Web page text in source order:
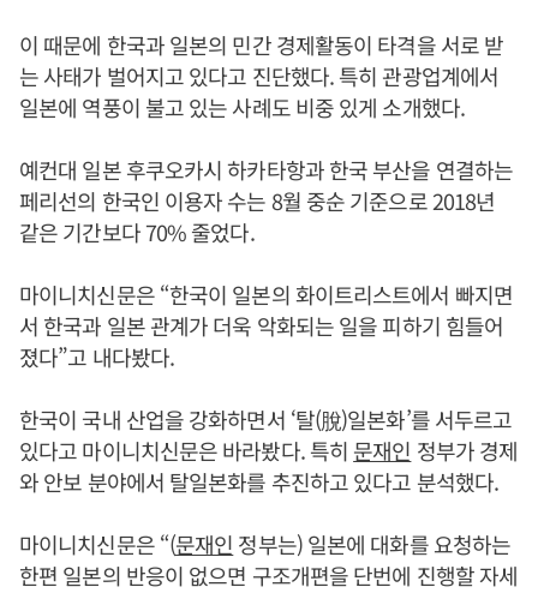
이 때문에 한국과 일본의 민간 경제활동이 타격을 서로 받
는 사태가 벌어지고 있다고 진단했다. 특히 관광업계에서
일본에 역풍이 불고 있는 사례도 비중 있게 소개했다.
예컨대 일본 후쿠오카시 하카타항과 한국 부산을 연결하는
페리선의 한국인 이용자 수는 8월 중순 기준으로 2018년
같은 기간보다 70% 줄었다.
마이니치신문은 “한국이 일본의 화이트리스트에서 빠지면
서 한국과 일본 관계가 더욱 악화되는 일을 피하기 힘들어
졌다”고 내다봤다.
한국이 국내 산업을 강화하면서 ‘탈(脫)일본화’를 서두르고
있다고 마이니치신문은 바라봤다. 특히 문재인 정부가 경제
와 안보 분야에서 탈일본화를 추진하고 있다고 분석했다.
마이니치신문은 “(문재인 정부는) 일본에 대화를 요청하는
한편 일본의 반응이 없으면 구조개편을 단번에 진행할 자세